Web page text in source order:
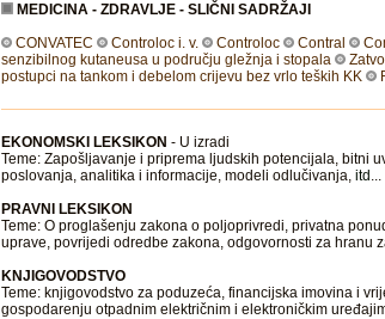
MEDICINA - ZDRAVLJE - SLIČNI SADRŽAJI
CONVATEC
Controloc i. v. Controloc Contral
senzibilnog kutaneusa u području gležnja i stopala
postupci na tankom i debelom crijevu bez vrlo teških KK
EKONOMSKI LEKSIKON - U izradi
Teme: Zapošljavanje i priprema ljudskih potencijala, bitni
poslovanja, analitika i informacije, modeli odlučivanja, itd ...
PRAVNI LEKSIKON
Teme: O proglašenju zakona o poljoprivredi, privatna
uprave, povrijedi odredbe zakona, odgovornosti za hranu
KNJIGOVODSTVO
Teme: knjigovodstvo za poduzeća, financijska imovina i
gospodarenju otpadnim električnim i elektroničkim